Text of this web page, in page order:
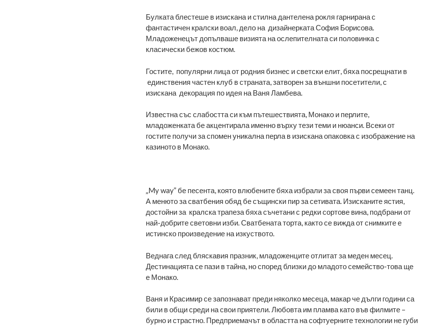
Булката блестеше в изискана и стилна дантелена рокля гарнирана с
фантастичен кралски воал, дело на дизайнерката София Борисова.
Младоженецът допълваше визията на ослепителната си половинка с
класически бежов костюм.
Гостите, популярни лица от родния бизнес и светски елит, бяха посрещнати в
единствения частен клуб в страната, затворен за външни посетители, с
изискана декорация по идея на Ваня Ламбева.
Известна със слабостта си към пътешествията, Монако и перлите,
младоженката бе акцентирала именно върху тези теми и нюанси. Всеки от
гостите получи за спомен уникална перла в изискана опаковка с изображение на
казиното в Монако.
„My way” бе песента, която влюбените бяха избрали за своя първи семеен танц.
А менюто за сватбения обяд бе същински пир за сетивата. Изисканите ястия,
достойни за кралска трапеза бяха съчетани с редки сортове вина, подбрани от
най-добрите световни изби. Сватбената торта, както се вижда от снимките е
истинско произведение на изкуството.
Веднага след бляскавия празник, младоженците отлитат за меден месец.
Дестинацията се пази в тайна, но според близки до младото семейство-това ще
е Монако.
Ваня и Красимир се запознават преди няколко месеца, макар че дълги години са
били в общи среди на свои приятели. Любовта им пламва като във филмите –
бурно и страстно. Предприемачът в областта на софтуерните технологии не губи